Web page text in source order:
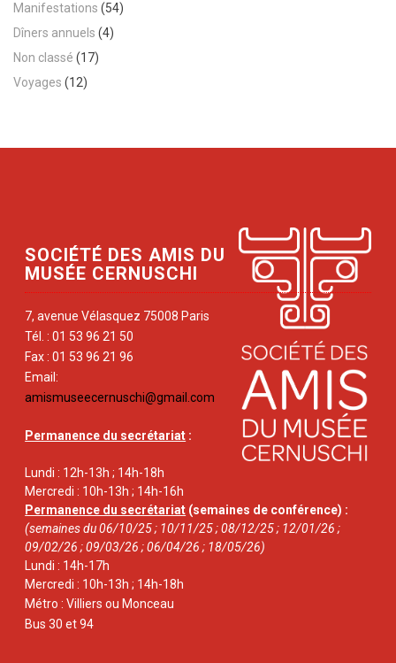
Manifestations (54)
Dîners annuels (4)
Non classé (17)
Voyages (12)
SOCIÉTÉ DES AMIS DU
MUSÉE CERNUSCHI
7, avenue Vélasquez 75008 Paris
Tél. : 01 53 96 21 50
Fax : 01 53 96 21 96
Email:
amismuseecernuschi@gmail.com
Permanence du secrétariat :
Lundi : 12h-13h ; 14h-18h
Mercredi : 10h-13h ; 14h-16h
Permanence du secrétariat (semaines de conférence) :
(semaines du 06/10/25 ; 10/11/25 ; 08/12/25 ; 12/01/26 ;
09/02/26 ; 09/03/26 ; 06/04/26 ; 18/05/26)
Lundi : 14h-17h
Mercredi : 10h-13h ; 14h-18h
Métro : Villiers ou Monceau
Bus 30 et 94